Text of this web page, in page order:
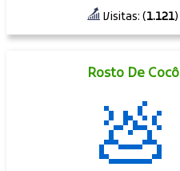
Visitas: (1.121)
Rosto De Cocô
💩